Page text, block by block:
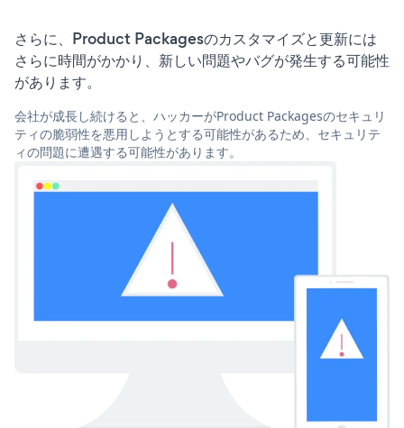
さらに、Product Packagesのカスタマイズと更新には
さらに時間がかかり、新しい問題やバグが発生する可能性
があります。
会社が成長し続けると、ハッカーがProduct Packagesのセキュリ
ティの脆弱性を悪用しようとする可能性があるため、セキュリテ
ィの問題に遭遇する可能性があります。